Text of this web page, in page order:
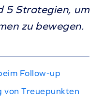
5 Strategien, um
zu bewegen.
Follow-up
von Treuepunkten